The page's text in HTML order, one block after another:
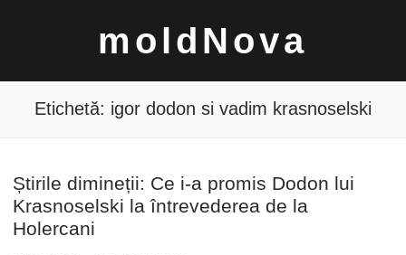
moldNova
Caută
după:
Etichetă: igor dodon si vadim krasnoselski
Știrile dimineții: Ce i-a promis Dodon lui
Krasnoselski la întrevederea de la
Holercani